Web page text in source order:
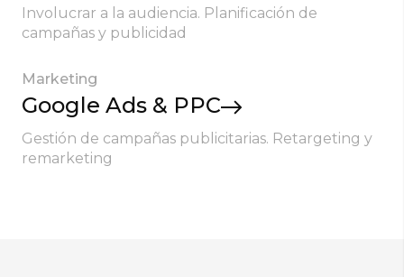
Involucrar a la audiencia. Planificación de
campañas y publicidad
Marketing
Google Ads & PPC
Gestión de campañas publicitarias. Retargeting y
remarketing